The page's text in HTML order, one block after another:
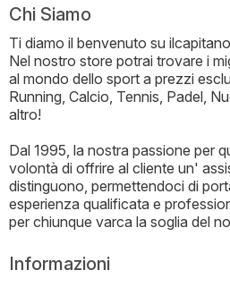
Chi Siamo
Ti diamo il benvenuto su
Nel nostro store potrai trovare i
al mondo dello sport a prezzi
Running, Calcio, Tennis, Padel,
altro!
Dal 1995, la nostra passione per
volontà di offrire al cliente un'
distinguono, permettendoci di
esperienza qualificata e
per chiunque varca la soglia del
Informazioni